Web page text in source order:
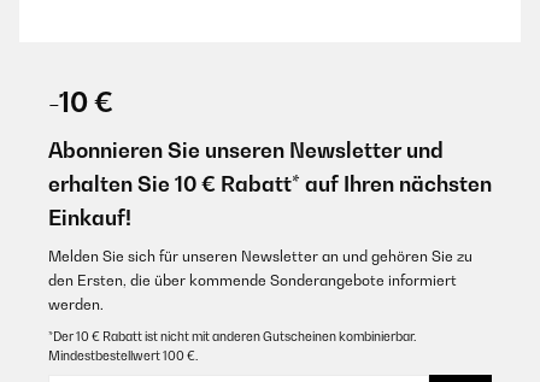
-10 €
Abonnieren Sie unseren Newsletter und
erhalten Sie 10 € Rabatt* auf Ihren nächsten
Einkauf!
Melden Sie sich für unseren Newsletter an und gehören Sie zu
den Ersten, die über kommende Sonderangebote informiert
werden.
*Der 10 € Rabatt ist nicht mit anderen Gutscheinen kombinierbar.
Mindestbestellwert 100 €.